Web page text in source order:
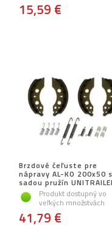
15,59 €
Brzdové čeľuste pre
nápravy AL-KO 200x50
sadou pružín
Produkt dostupný vo
veľkých množstvách
41,79 €